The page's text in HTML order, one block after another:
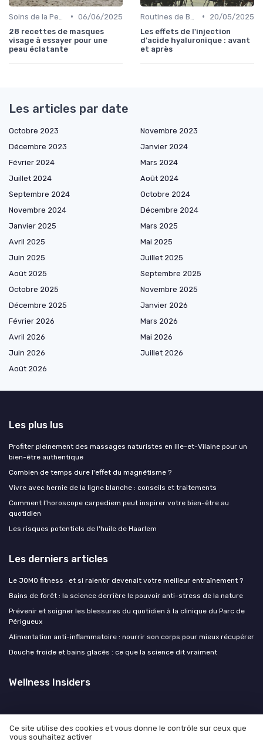
• 06/06/2025
28 recettes de masques
visage à essayer pour une
peau éclatante
•
20/05/2025
Les effets de l'injection
d'acide hyaluronique : avant
et après
Les articles par date
Octobre 2023
Novembre 2023
Décembre 2023
Janvier 2024
Février 2024
Mars 2024
Juillet 2024
Août 2024
Septembre 2024
Octobre 2024
Novembre 2024
Décembre 2024
Janvier 2025
Mars 2025
Avril 2025
Mai 2025
Juin 2025
Juillet 2025
Août 2025
Septembre 2025
Octobre 2025
Novembre 2025
Décembre 2025
Janvier 2026
Février 2026
Mars 2026
Avril 2026
Mai 2026
Juin 2026
Juillet 2026
Août 2026
Les plus lus
Profiter pleinement des massages naturistes en Ille-et-Vilaine pour un
bien-être authentique
Combien de temps dure l'effet du magnétisme ?
Vivre avec hernie de la ligne blanche : conseils et traitements
Comment l’horoscope carpediem peut inspirer votre bien-être au
quotidien
Les risques potentiels de l'huile de Haarlem
Les derniers articles
Le JOMO fitness : et si ralentir devenait votre meilleur entraînement ?
Bains de forêt : la science derrière le pouvoir anti-stress de la nature
Prévenir et soigner les blessures du quotidien à la clinique du Parc de
Périgueux
Alimentation anti-inflammatoire : nourrir son corps pour mieux récupérer
Douche froide et bains glacés : ce que la science dit vraiment
Wellness Insiders
Ce site utilise des cookies et vous donne le contrôle sur ceux que
vous souhaitez activer